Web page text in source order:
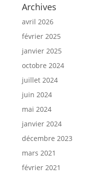
Archives
avril 2026
février 2025
janvier 2025
octobre 2024
juillet 2024
juin 2024
mai 2024
janvier 2024
décembre 2023
mars 2021
février 2021